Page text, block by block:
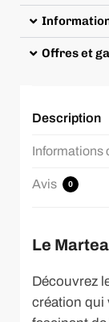
Offres et
Description
Informations
Avis 0
Le
Découvrez
création qui